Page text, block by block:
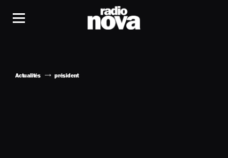
Actualités président